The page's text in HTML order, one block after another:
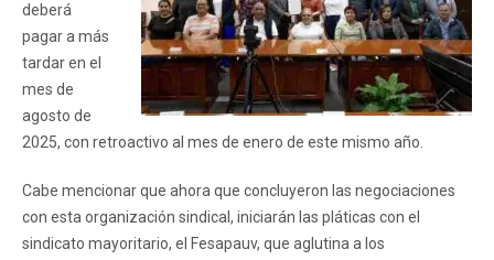
deberá
pagar a más
tardar en el
mes de
agosto de
2025, con retroactivo al mes de enero de este mismo año.
Cabe mencionar que ahora que concluyeron las negociaciones
con esta organización sindical, iniciarán las pláticas con el
sindicato mayoritario, el Fesapauv, que aglutina a los